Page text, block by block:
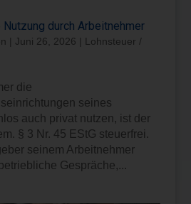
durch Arbeitnehmer
Juni 26, 2026
Lohnsteuer /
die
seines
auch privat nutzen, ist der
§ 3 Nr. 45 EStG steuerfrei.
seinem Arbeitnehmer
Gespräche,...